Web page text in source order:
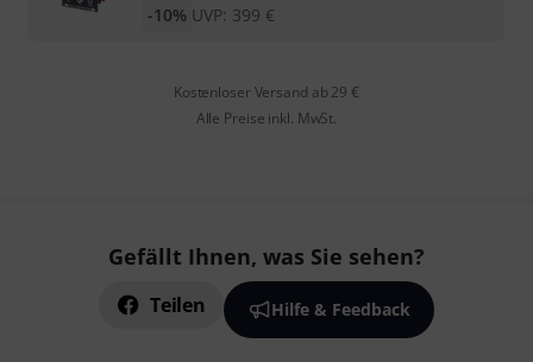
UVP: 399 €
-10%
Kostenloser Versand ab 29 €
Alle Preise inkl. MwSt.
Gefällt Ihnen, was Sie sehen?
Teilen Hilfe & Feedback